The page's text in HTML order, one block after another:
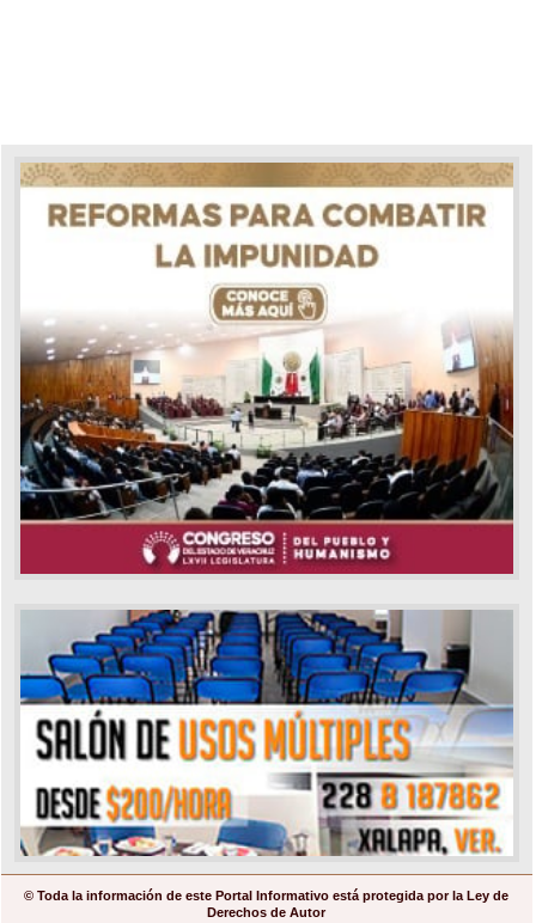
© Toda la información de este Portal Informativo está protegida por la Ley de
Derechos de Autor